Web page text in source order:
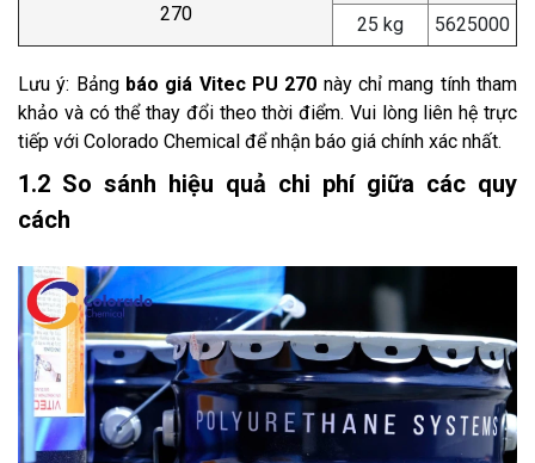
270
25 kg
5625000
Lưu ý: Bảng báo giá Vitec PU 270 này chỉ mang tính tham
khảo và có thể thay đổi theo thời điểm. Vui lòng liên hệ trực
tiếp với Colorado Chemical để nhận báo giá chính xác nhất.
1.2 So sánh hiệu quả chi phí giữa các quy
cách